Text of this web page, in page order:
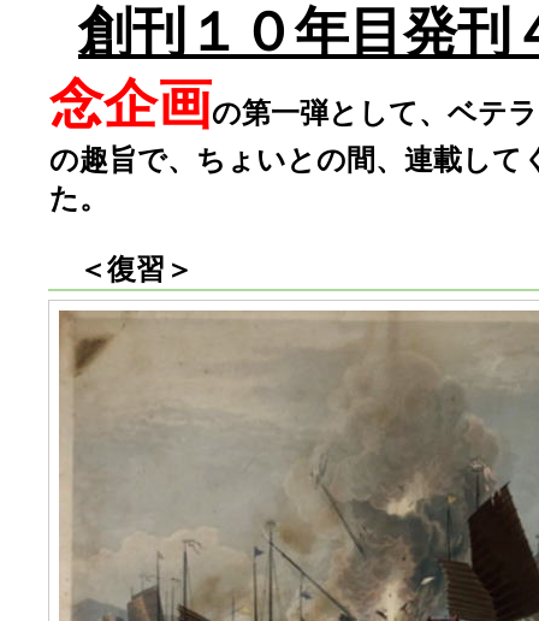
創刊１０年目発刊
念企画の第一弾として、ベテ
の趣旨で、ちょいとの間、連載して
た。
＜復習＞